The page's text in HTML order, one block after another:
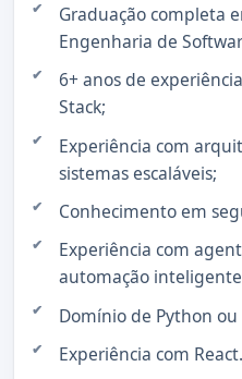
Graduação completa
Engenharia de
6+ anos de
Stack;
Experiência com
sistemas escaláveis;
Conhecimento em
Experiência com
automação
Domínio de Python ou
Experiência com